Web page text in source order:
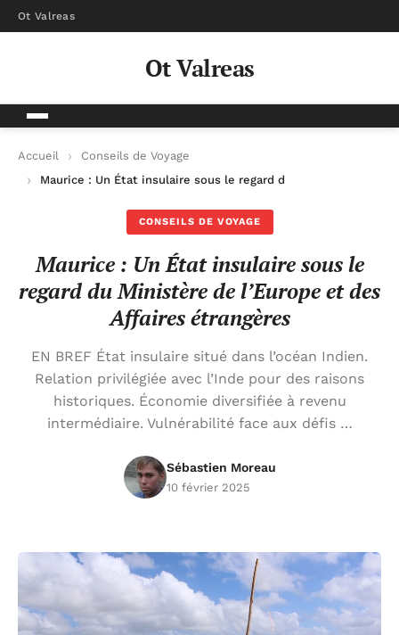
Ot Valreas
Ot Valreas
Accueil
Conseils de Voyage
Maurice : Un État insulaire sous le regard du Ministère de
CONSEILS DE VOYAGE
Maurice : Un État insulaire sous le
regard du Ministère de l’Europe et des
Affaires étrangères
EN BREF État insulaire situé dans l’océan Indien.
Relation privilégiée avec l’Inde pour des raisons
historiques. Économie diversifiée à revenu
intermédiaire. Vulnérabilité face aux défis …
Sébastien Moreau
10 février 2025